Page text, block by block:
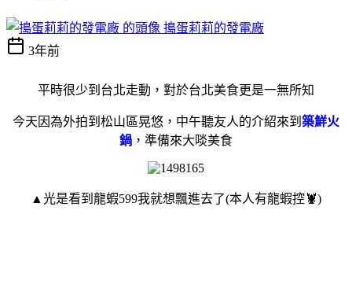
搗蛋莉莉的發電廠
3年前
平時很少到台北走動，對於台北美食更是一無所知
今天因為外拍到松山區晃悠，中午聽友人的介紹來到 築鮮火
鍋 ，準備來大啖美食
▲光是看到龍蝦599我就想飄進去了(本人有龍蝦控🦞)